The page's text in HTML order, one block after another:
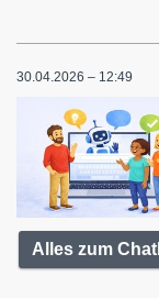
30.04.2026 – 12:49
Alles zum